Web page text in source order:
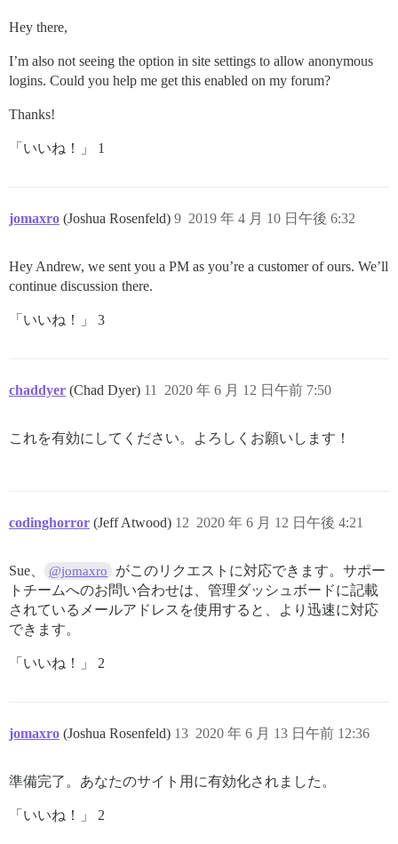
Hey there,
I’m also not seeing the option in site settings to allow anonymous
logins. Could you help me get this enabled on my forum?
Thanks!
「いいね！」 1
jomaxro (Joshua Rosenfeld) 2019 年 4 月 10 日午後 6:32
9
Hey Andrew, we sent you a PM as you’re a customer of ours. We’ll
continue discussion there.
「いいね！」 3
chaddyer (Chad Dyer) 2020 年 6 月 12 日午前 7:50
11
これを有効にしてください。よろしくお願いします！
codinghorror (Jeff Atwood) 2020 年 6 月 12 日午後 4:21
12
Sue、 @jomaxro
がこのリクエストに対応できます。サポー
トチームへのお問い合わせは、管理ダッシュボードに記載
されているメールアドレスを使用すると、より迅速に対応
できます。
「いいね！」 2
jomaxro (Joshua Rosenfeld) 2020 年 6 月 13 日午前 12:36
13
準備完了。あなたのサイト用に有効化されました。
「いいね！」 2